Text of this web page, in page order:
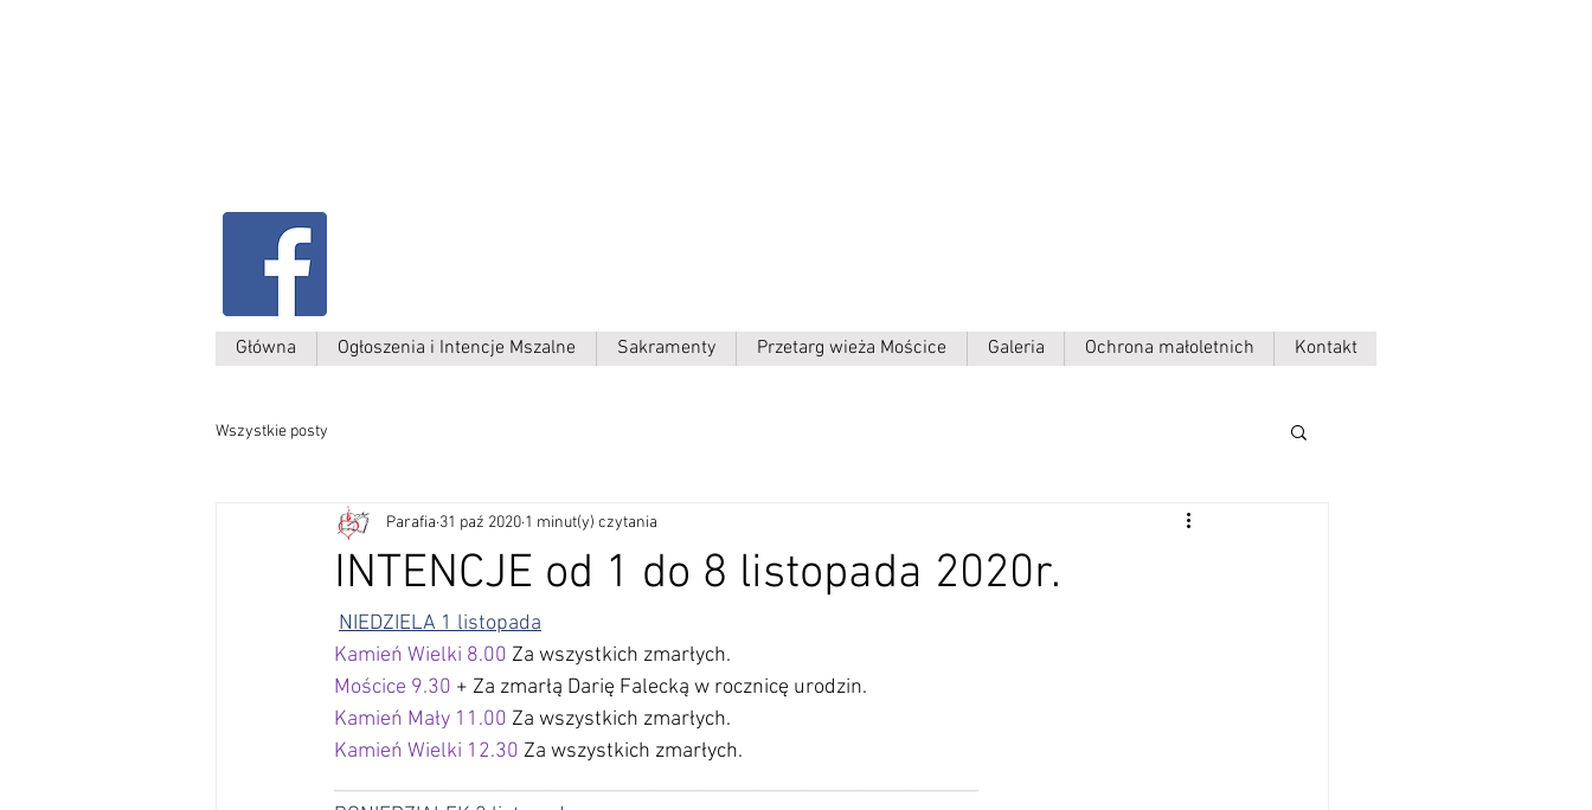
Główna Ogłoszenia i Intencje Mszalne Sakramenty Przetarg wieża Mościce Galeria Ochrona małoletnich Kontakt
Wszystkie posty
INTENCJE od 1 do 8 listopada 2020r.
Parafia 31 paź 2020 1 minut(y) czytania
NIEDZIELA 1 listopada
Kamień Wielki 8.00 Za wszystkich zmarłych.
Mościce 9.30 + Za zmarłą Darię Falecką w rocznicę urodzin.
Kamień Mały 11.00 Za wszystkich zmarłych.
Kamień Wielki 12.30 Za wszystkich zmarłych.